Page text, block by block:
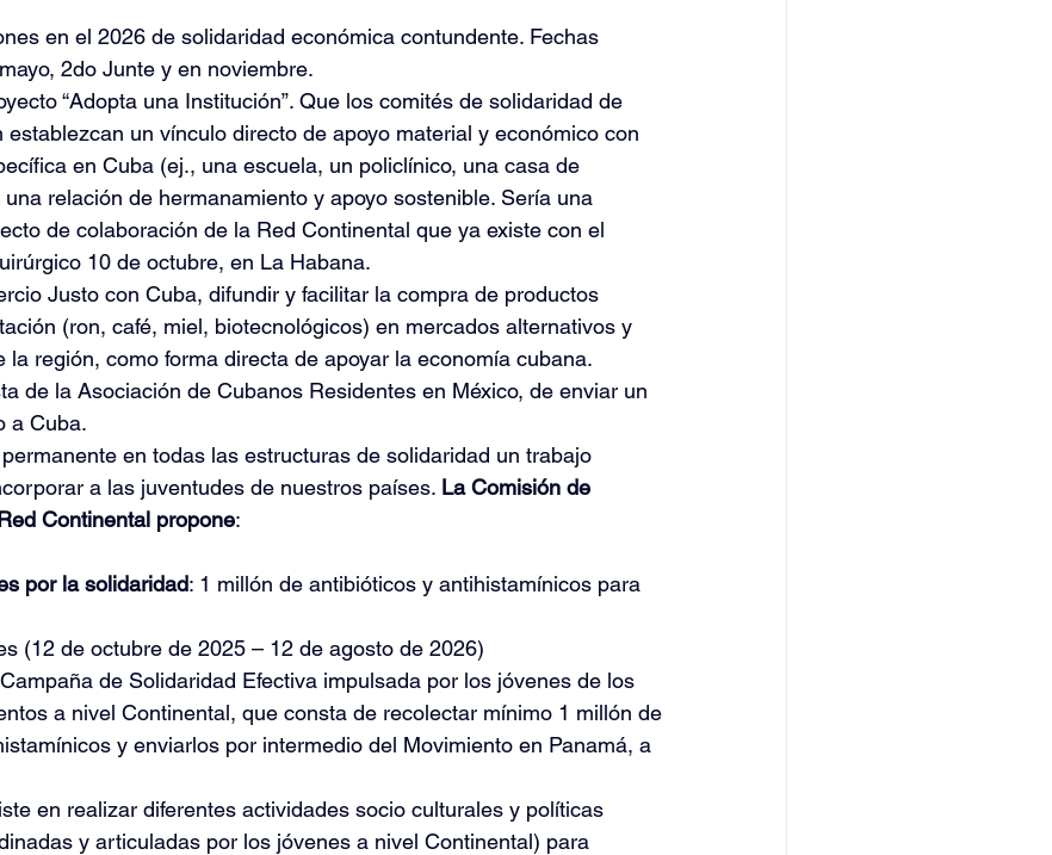
en el 2026 de solidaridad económica contundente. Fechas
2do Junte y en noviembre.
“Adopta una Institución”. Que los comités de solidaridad de
establezcan un vínculo directo de apoyo material y económico con
en Cuba (ej., una escuela, un policlínico, una casa de
relación de hermanamiento y apoyo sostenible. Sería una
de colaboración de la Red Continental que ya existe con el
10 de octubre, en La Habana.
Justo con Cuba, difundir y facilitar la compra de productos
(ron, café, miel, biotecnológicos) en mercados alternativos y
la región, como forma directa de apoyar la economía cubana.
de la Asociación de Cubanos Residentes en México, de enviar un
a Cuba.
en todas las estructuras de solidaridad un trabajo
a las juventudes de nuestros países. La Comisión de
Continental propone:
por la solidaridad: 1 millón de antibióticos y antihistamínicos para
(12 de octubre de 2025 – 12 de agosto de 2026)
de Solidaridad Efectiva impulsada por los jóvenes de los
a nivel Continental, que consta de recolectar mínimo 1 millón de
y enviarlos por intermedio del Movimiento en Panamá, a
en realizar diferentes actividades socio culturales y políticas
y articuladas por los jóvenes a nivel Continental) para